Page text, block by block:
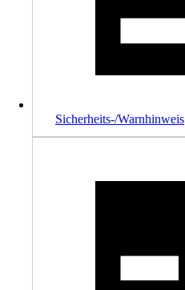
Sicherheits-/Warnhinweis